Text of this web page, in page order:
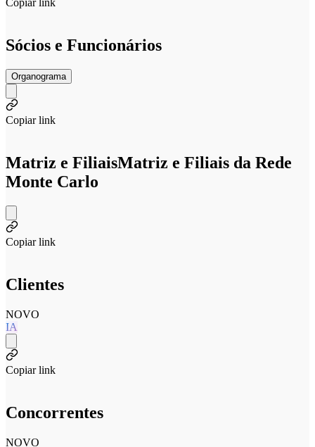
Copiar link
Sócios e Funcionários
Organograma
Copiar link
Matriz e FiliaisMatriz e Filiais da Rede
Monte Carlo
Copiar link
Clientes
NOVO
IA
Copiar link
Concorrentes
NOVO